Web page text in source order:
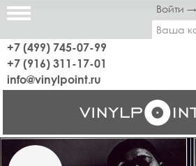
Войти →
Ваша
+7 (499) 745-07-99
+7 (916) 311-17-01
info@vinylpoint.ru